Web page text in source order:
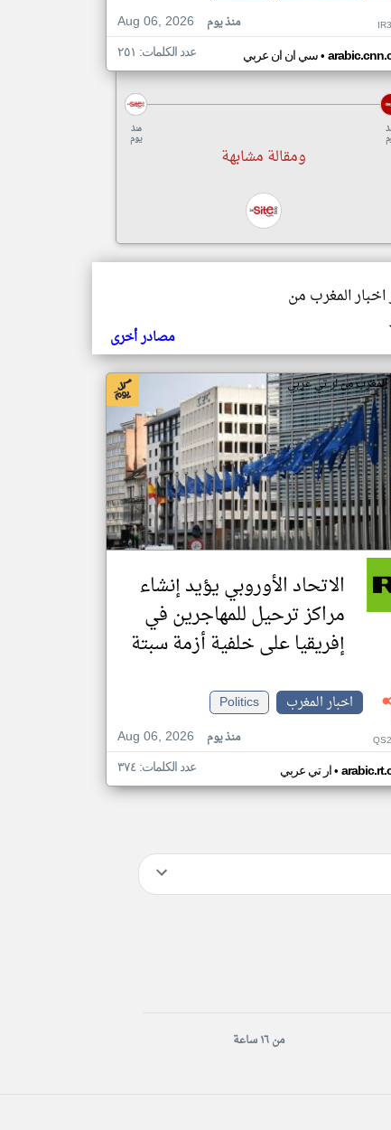
Aug 06, 2026
منذ يوم
سي ان ان عربي• عدد الكلمات: ٢٥١
منذ
يوم
ومقالة مشابهة
اخبار المغرب من
مصادر أخرى
المغرب من ار تي عربي
الاتحاد الأوروبي يؤيد إنشاء
مراكز ترحيل للمهاجرين في
إفريقيا على خلفية أزمة سبتة
اخبار المغرب
Politics
Aug 06, 2026
منذ يوم
ار تي عربي• عدد الكلمات: ٣٧٤
من ١٦ ساعة